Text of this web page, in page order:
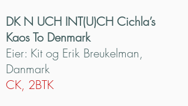
DK N UCH INT(U)CH Cichla’s
Kaos To Denmark
Eier: Kit og Erik Breukelman,
Danmark
CK, 2BTK